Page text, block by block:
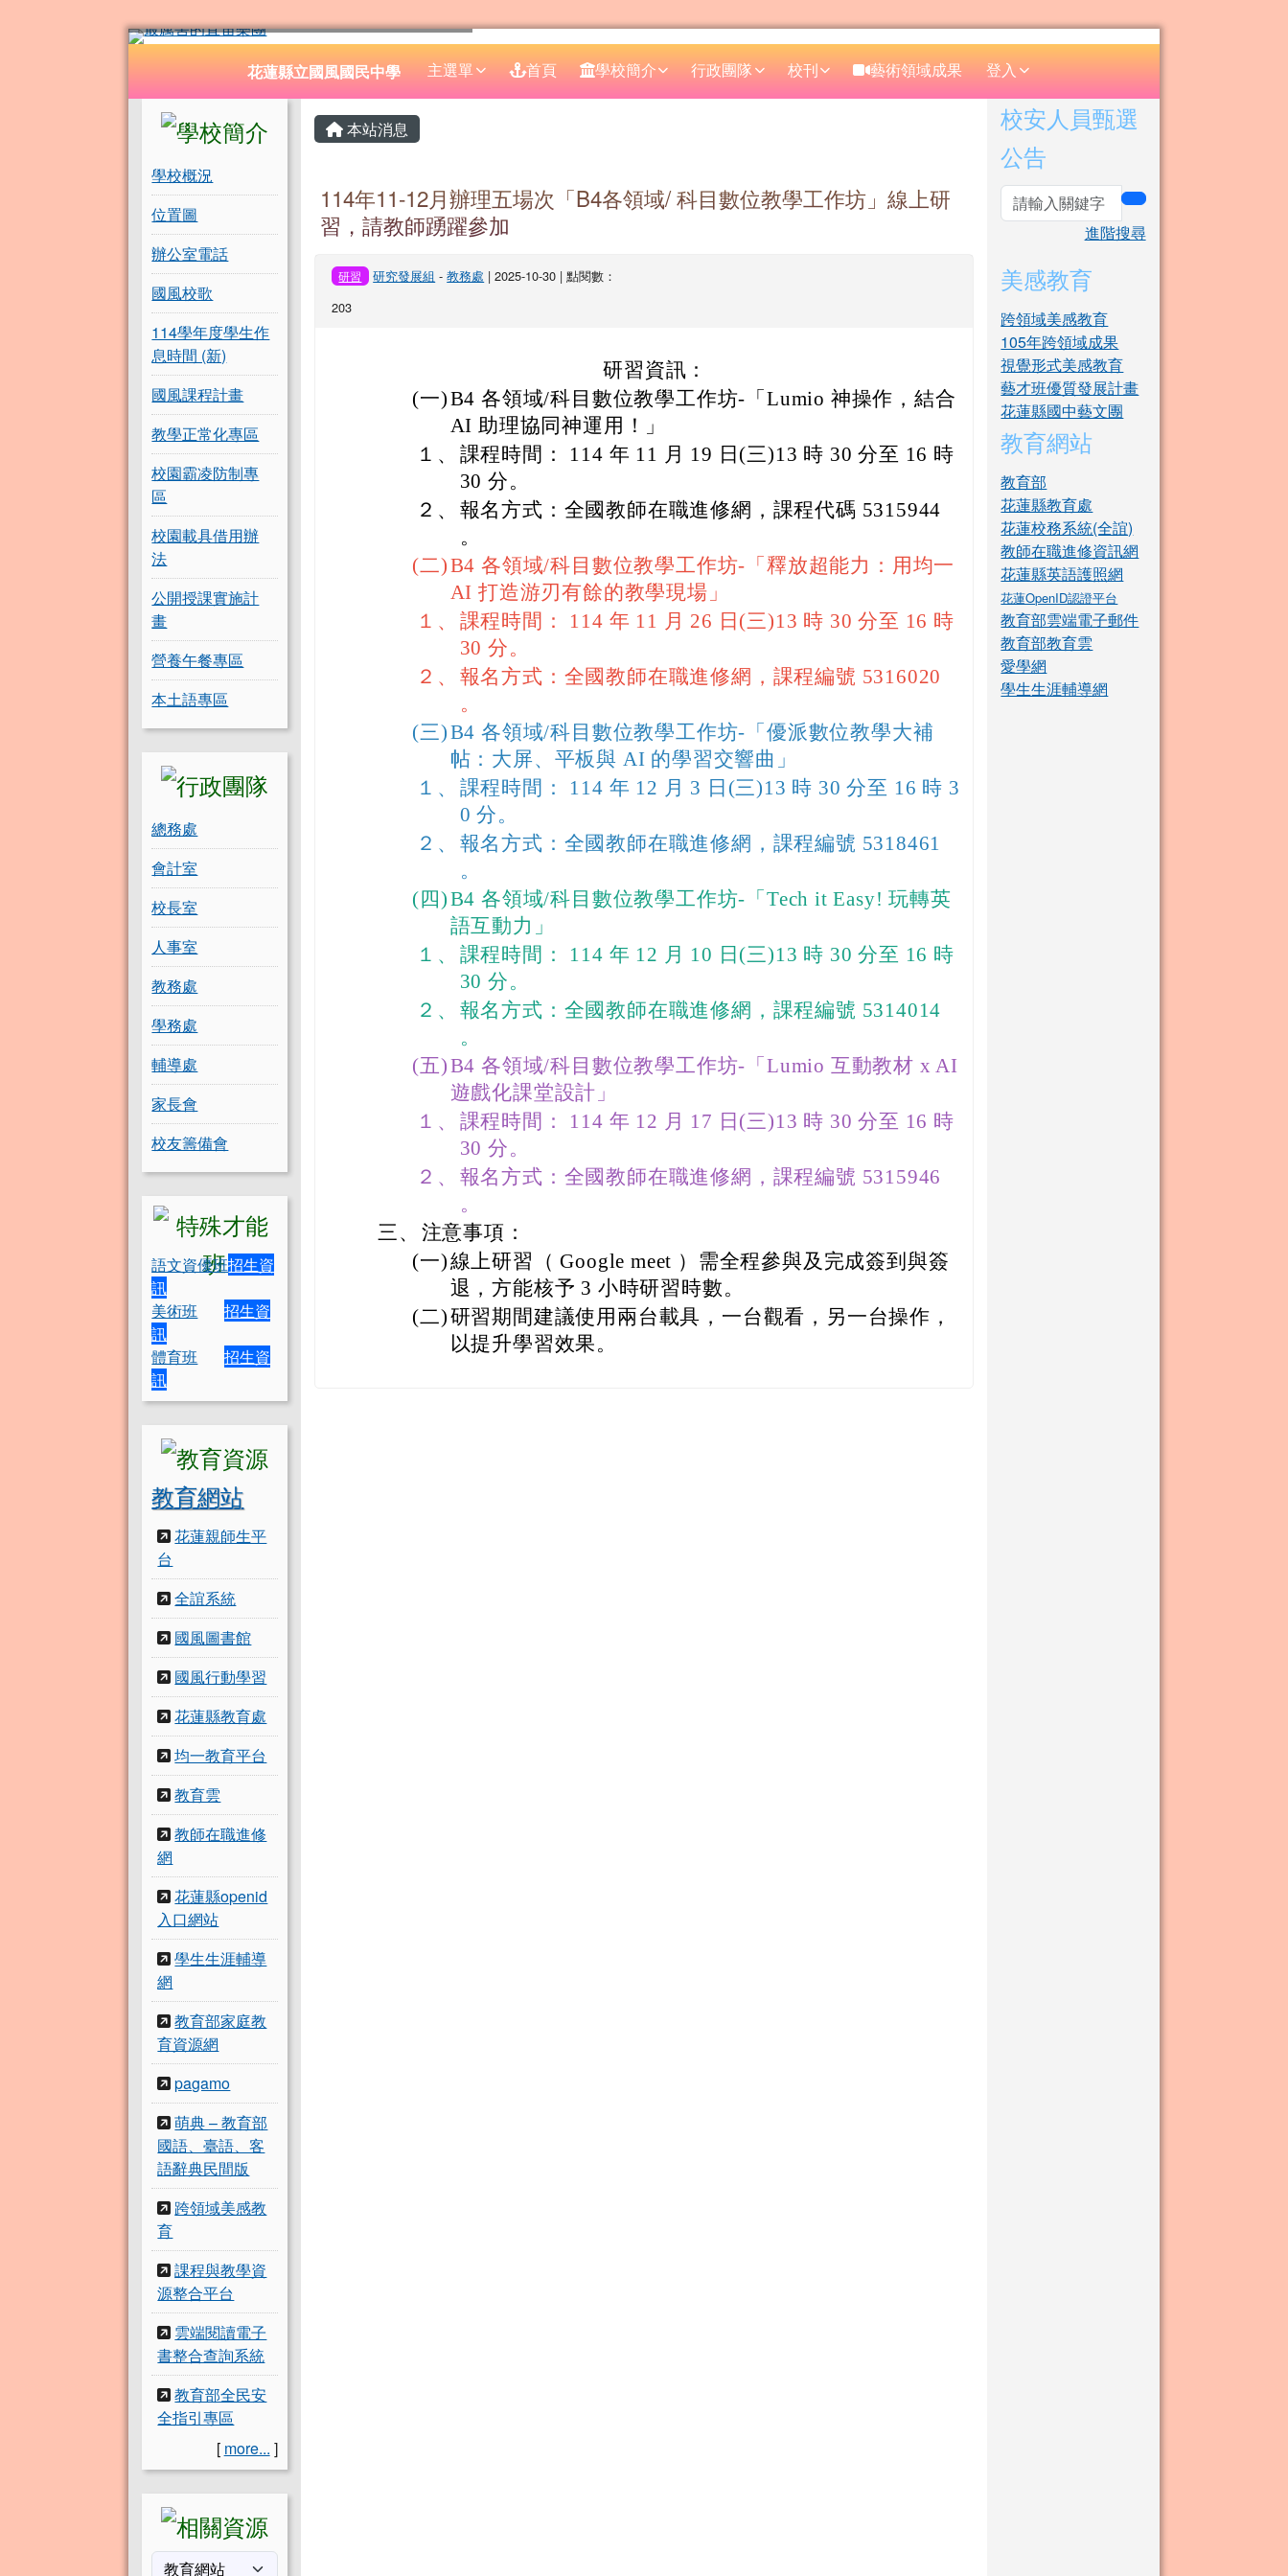
花蓮縣立國風國民中學
導覽列 花蓮縣立國風國民中學 主選單 首頁 學校簡介 行政團隊 校刊 藝術領域成果 登入
左邊區域內容
學校概況
位置圖
辦公室電話
國風校歌
114學年度學生作
息時間 (新)
國風課程計畫
教學正常化專區
校園霸凌防制專
區
校園載具借用辦
法
公開授課實施計
畫
營養午餐專區
本土語專區
總務處
會計室
校長室
人事室
教務處
學務處
輔導處
家長會
校友籌備會
語文資優班招生資
訊
美術班
招生資
訊
體育班
招生資
訊
教育網站
花蓮親師生平
台
全誼系統
國風圖書館
國風行動學習
花蓮縣教育處
均一教育平台
教育雲
教師在職進修
網
花蓮縣openid
入口網站
學生生涯輔導
網
教育部家庭教
育資源網
pagamo
萌典 – 教育部
國語、臺語、客
語辭典民間版
跨領域美感教
育
課程與教學資
源整合平台
雲端閱讀電子
書整合查詢系統
教育部全民安
全指引專區
[ more... ]
主內容區域
本站消息
114年11-12月辦理五場次「B4各領域/ 科目數位教學工作坊」線上研
習，請教師踴躍參加
研習 研究發展組 -教務處 | 2025-10-30 | 點閱數：
203
研習資訊：
(一)B4 各領域/科目數位教學工作坊-「Lumio 神操作，結合
AI 助理協同神運用！」
１、 課程時間： 114 年 11 月 19 日(三)13 時 30 分至 16 時
30 分。
２、 報名方式：全國教師在職進修網，課程代碼 5315944
。
(二)B4 各領域/科目數位教學工作坊-「釋放超能力：用均一
AI 打造游刃有餘的教學現場」
１、 課程時間： 114 年 11 月 26 日(三)13 時 30 分至 16 時
30 分。
２、 報名方式：全國教師在職進修網，課程編號 5316020
。
(三)B4 各領域/科目數位教學工作坊-「優派數位教學大補
帖：大屏、平板與 AI 的學習交響曲」
１、 課程時間： 114 年 12 月 3 日(三)13 時 30 分至 16 時 3
0 分。
２、 報名方式：全國教師在職進修網，課程編號 5318461
。
(四)B4 各領域/科目數位教學工作坊-「Tech it Easy! 玩轉英
語互動力」
１、 課程時間： 114 年 12 月 10 日(三)13 時 30 分至 16 時
30 分。
２、 報名方式：全國教師在職進修網，課程編號 5314014
。
(五)B4 各領域/科目數位教學工作坊-「Lumio 互動教材 x AI
遊戲化課堂設計」
１、 課程時間： 114 年 12 月 17 日(三)13 時 30 分至 16 時
30 分。
２、 報名方式：全國教師在職進修網，課程編號 5315946
。
三、 注意事項：
(一)線上研習（ Google meet ）需全程參與及完成簽到與簽
退，方能核予 3 小時研習時數。
(二)研習期間建議使用兩台載具，一台觀看，另一台操作，
以提升學習效果。
右邊區域內容
校安人員甄選
公告
search
進階搜尋
美感教育
跨領域美感教育
105年跨領域成果
視覺形式美感教育
藝才班優質發展計畫
花蓮縣國中藝文團
教育網站
教育部
花蓮縣教育處
花蓮校務系統(全誼)
教師在職進修資訊網
花蓮縣英語護照網
花蓮OpenID認證平台
教育部雲端電子郵件
教育部教育雲
愛學網
學生生涯輔導網
頁尾區域